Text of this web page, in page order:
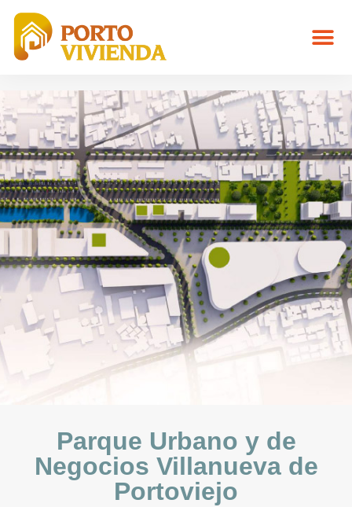
Parque Urbano y de
Negocios Villanueva de
Portoviejo